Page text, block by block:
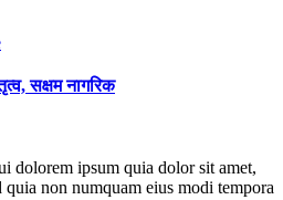
सक्षम नागरिक
dolorem ipsum quia dolor sit amet,
non numquam eius modi tempora